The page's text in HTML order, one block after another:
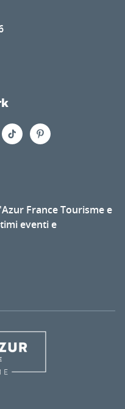
France Tourisme e
eventi e